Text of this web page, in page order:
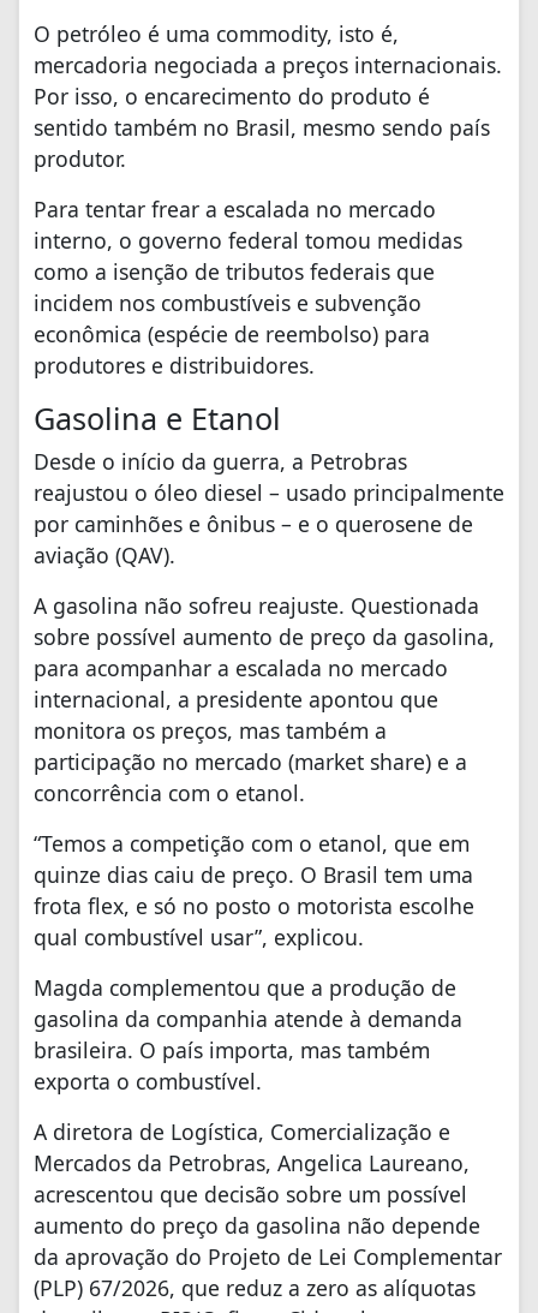
O petróleo é uma commodity, isto é,
mercadoria negociada a preços internacionais.
Por isso, o encarecimento do produto é
sentido também no Brasil, mesmo sendo país
produtor.
Para tentar frear a escalada no mercado
interno, o governo federal tomou medidas
como a isenção de tributos federais que
incidem nos combustíveis e subvenção
econômica (espécie de reembolso) para
produtores e distribuidores.
Gasolina e Etanol
Desde o início da guerra, a Petrobras
reajustou o óleo diesel – usado principalmente
por caminhões e ônibus – e o querosene de
aviação (QAV).
A gasolina não sofreu reajuste. Questionada
sobre possível aumento de preço da gasolina,
para acompanhar a escalada no mercado
internacional, a presidente apontou que
monitora os preços, mas também a
participação no mercado (market share) e a
concorrência com o etanol.
“Temos a competição com o etanol, que em
quinze dias caiu de preço. O Brasil tem uma
frota flex, e só no posto o motorista escolhe
qual combustível usar”, explicou.
Magda complementou que a produção de
gasolina da companhia atende à demanda
brasileira. O país importa, mas também
exporta o combustível.
A diretora de Logística, Comercialização e
Mercados da Petrobras, Angelica Laureano,
acrescentou que decisão sobre um possível
aumento do preço da gasolina não depende
da aprovação do Projeto de Lei Complementar
(PLP) 67/2026, que reduz a zero as alíquotas